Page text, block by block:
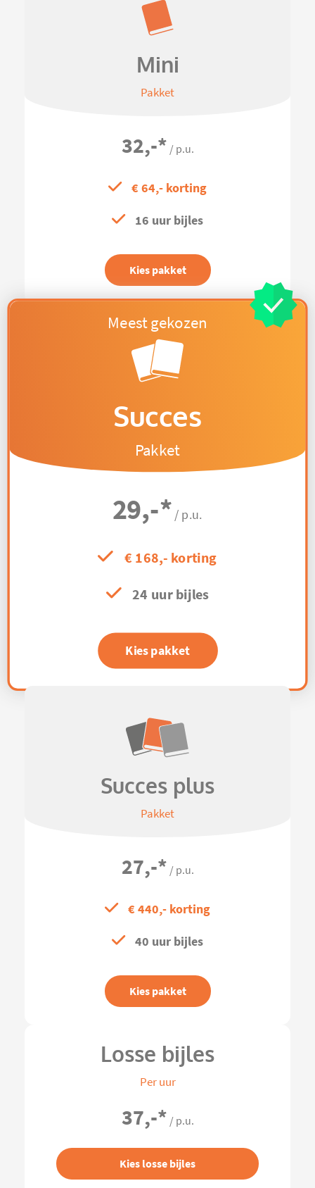
Mini
Pakket
32,-* / p.u.
€ 64,- korting
16 uur bijles
Kies pakket
Succes
Pakket
29,-* / p.u.
€ 168,- korting
24 uur bijles
Kies pakket
Succes plus
Pakket
27,-* / p.u.
€ 440,- korting
40 uur bijles
Kies pakket
Losse bijles
Per uur
37,-* / p.u.
Kies losse bijles